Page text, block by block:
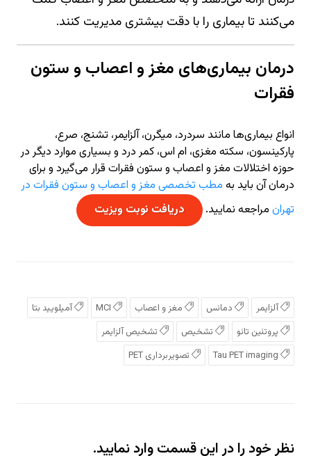
می‌کنند تا بیماری را با دقت بیشتری مدیریت کنند.
درمان بیماری‌های مغز و اعصاب و ستون
فقرات
انواع بیماری‌ها مانند سردرد، میگرن، آلزایمر، تشنج، صرع،
پارکینسون، سکته مغزی، ام اس، کمر درد و بسیاری موارد دیگر در
حوزه اختلالات مغز و اعصاب و ستون فقرات قرار می‌گیرد و برای
درمان آن باید به مطب تخصصی مغز و اعصاب و ستون فقرات در
تهران مراجعه نمایید. دریافت نوبت ویزیت
آلزایمر دمانس مغز و اعصاب
آمیلویید بتا
پروتئین تائو
تشخیص
تشخیص آلزایمر
تصویربرداری PET
نظر خود را در این قسمت وارد نمایید.